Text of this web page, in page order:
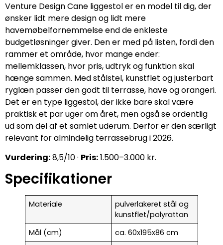
Venture Design Cane liggestol er en model til dig, der
ønsker lidt mere design og lidt mere
havemøbelfornemmelse end de enkleste
budgetløsninger giver. Den er med på listen, fordi den
rammer et område, hvor mange ender:
mellemklassen, hvor pris, udtryk og funktion skal
hænge sammen. Med stålstel, kunstflet og justerbart
ryglæn passer den godt til terrasse, have og orangeri.
Det er en type liggestol, der ikke bare skal være
praktisk et par uger om året, men også se ordentlig
ud som del af et samlet uderum. Derfor er den særligt
relevant for almindelig terrassebrug i 2026.
Vurdering:8,5/10 · Pris:1.500–3.000 kr.
Specifikationer
Materiale
pulverlakeret stål og
kunstflet/polyrattan
Mål (cm)
ca. 60x195x86 cm